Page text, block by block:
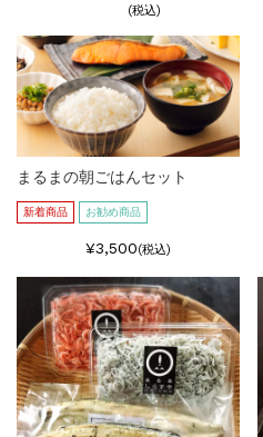
(税込)
まるまの朝ごはんセット
新着商品 お勧め商品
¥3,500(税込)